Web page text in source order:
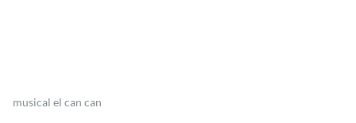
musical el can can